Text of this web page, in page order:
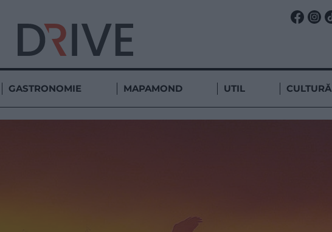
GASTRONOMIE MAPAMOND UTIL CULTURĂ